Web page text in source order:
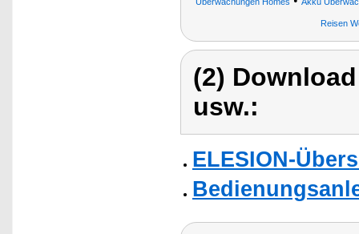
Reisen
(2)
usw.:
ELESION-